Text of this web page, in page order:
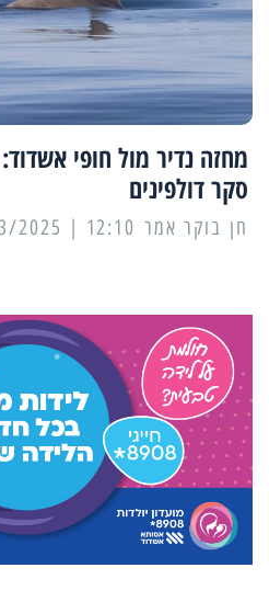
מחזה נדיר מול חופי
סקר דולפינים
12:10 | 30/03/2025